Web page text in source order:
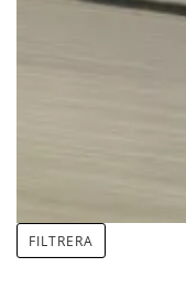
FILTRERA